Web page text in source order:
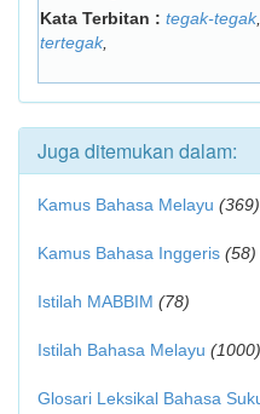
Kata Terbitan : tegak-tegak,
tertegak,
Juga ditemukan dalam:
Kamus Bahasa Melayu (369)
Kamus Bahasa Inggeris (58)
Istilah MABBIM (78)
Istilah Bahasa Melayu (1000)
Glosari Leksikal Bahasa